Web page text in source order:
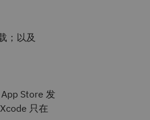
；以及
Store 发
只在